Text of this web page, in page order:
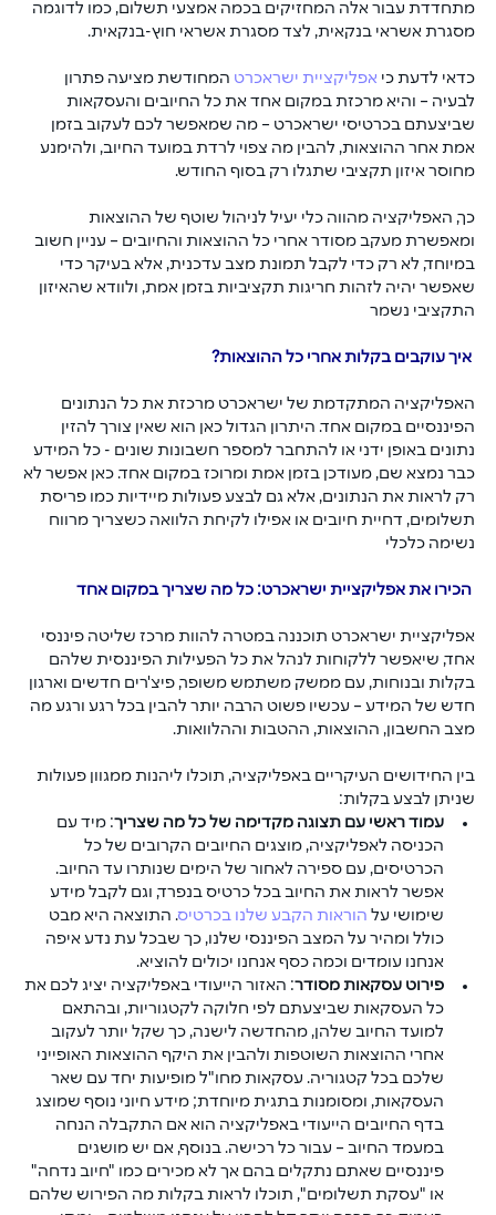
מתחדדת עבור אלה המחזיקים בכמה אמצעי תשלום, כמו לדוגמה
מסגרת אשראי בנקאית, לצד מסגרת אשראי חוץ-בנקאית.
כדאי לדעת כי אפליקציית ישראכרט המחודשת מציעה פתרון
לבעיה – והיא מרכזת במקום אחד את כל החיובים והעסקאות
שביצעתם בכרטיסי ישראכרט – מה שמאפשר לכם לעקוב בזמן
אמת אחר ההוצאות, להבין מה צפוי לרדת במועד החיוב, ולהימנע
מחוסר איזון תקציבי שתגלו רק בסוף החודש.
כך, האפליקציה מהווה כלי יעיל לניהול שוטף של ההוצאות
ומאפשרת מעקב מסודר אחרי כל ההוצאות והחיובים – עניין חשוב
במיוחד, לא רק כדי לקבל תמונת מצב עדכנית, אלא בעיקר כדי
שאפשר יהיה לזהות חריגות תקציביות בזמן אמת, ולוודא שהאיזון
התקציבי נשמר
האפליקציה המתקדמת של ישראכרט מרכזת את כל הנתונים
הפיננסיים במקום אחד. היתרון הגדול כאן הוא שאין צורך להזין
נתונים באופן ידני או להתחבר למספר חשבונות שונים - כל המידע
כבר נמצא שם, מעודכן בזמן אמת ומרוכז במקום אחד. כאן אפשר לא
רק לראות את הנתונים, אלא גם לבצע פעולות מיידיות כמו פריסת
תשלומים, דחיית חיובים או אפילו לקיחת הלוואה כשצריך מרווח
נשימה כלכלי
אפליקציית ישראכרט תוכננה במטרה להוות מרכז שליטה פיננסי
אחד, שיאפשר ללקוחות לנהל את כל הפעילות הפיננסית שלהם
בקלות ובנוחות, עם ממשק משתמש משופר, פיצ'רים חדשים וארגון
חדש של המידע – עכשיו פשוט הרבה יותר להבין בכל רגע ורגע מה
מצב החשבון, ההוצאות, ההטבות וההלוואות.
בין החידושים העיקריים באפליקציה, תוכלו ליהנות ממגוון פעולות
שניתן לבצע בקלות:
עמוד ראשי עם תצוגה מקדימה של כל מה שצריך: מיד עם
הכניסה לאפליקציה, מוצגים החיובים הקרובים של כל
הכרטיסים, עם ספירה לאחור של הימים שנותרו עד החיוב.
אפשר לראות את החיוב בכל כרטיס בנפרד, וגם לקבל מידע
שימושי על הוראות הקבע שלנו בכרטיס. התוצאה היא מבט
כולל ומהיר על המצב הפיננסי שלנו, כך שבכל עת נדע איפה
אנחנו עומדים וכמה כסף אנחנו יכולים להוציא.
פירוט עסקאות מסודר: האזור הייעודי באפליקציה יציג לכם את
כל העסקאות שביצעתם לפי חלוקה לקטגוריות, ובהתאם
למועד החיוב שלהן, מהחדשה לישנה, כך שקל יותר לעקוב
אחרי ההוצאות השוטפות ולהבין את היקף ההוצאות האופייני
שלכם בכל קטגוריה. עסקאות מחו"ל מופיעות יחד עם שאר
העסקאות, ומסומנות בתגית מיוחדת; מידע חיוני נוסף שמוצג
בדף החיובים הייעודי באפליקציה הוא אם התקבלה הנחה
במעמד החיוב – עבור כל רכישה. בנוסף, אם יש מושגים
פיננסיים שאתם נתקלים בהם אך לא מכירים כמו "חיוב נדחה"
או "עסקת תשלומים", תוכלו לראות בקלות מה הפירוש שלהם